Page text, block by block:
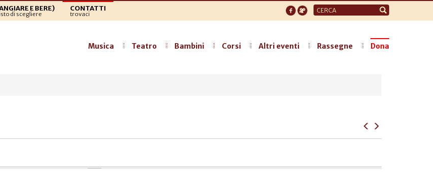
E BERE)
di scegliere
CONTATTI
trovaci
Form
di
Musica Teatro Bambini Corsi Altri eventi Rassegne Dona